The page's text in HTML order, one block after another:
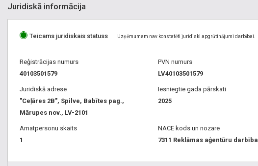
Juridiskā informācija
Teicams juridiskais statuss Uzņēmumam nav konstatēti juridiski apgrūtinājumi darbībai.
Reģistrācijas numurs
40103501579
PVN numurs
LV40103501579
Juridiskā adrese
"Ceļāres 2B", Spilve, Babītes pag.,
Mārupes nov., LV-2101
Iesniegtie gada pārskati
2025
Amatpersonu skaits
1
NACE kods un nozare
7311 Reklāmas aģentūru darbība